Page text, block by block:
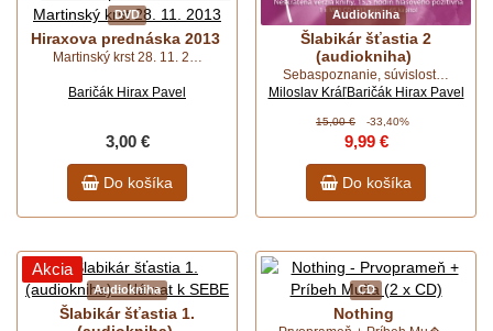
DVD
Hiraxova prednáska 2013
Martinský krst 28. 11. 2…
Baričák Hirax Pavel
3,00 €
Do košíka
Audiokniha
Šlabikár šťastia 2
(audiokniha)
Sebaspoznanie, súvislost…
Miloslav KráľBaričák Hirax Pavel
15,00 € -33,40%
9,99 €
Do košíka
Akcia
Audiokniha
Šlabikár šťastia 1.
CD
Nothing